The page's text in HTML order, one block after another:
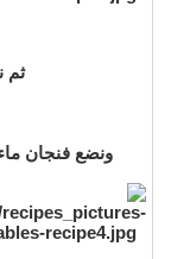
ثم
ونضع فنجان